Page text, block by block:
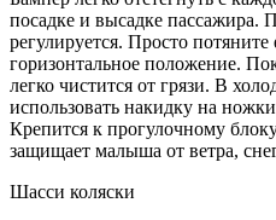
посадке и высадке пассажира.
регулируется. Просто
горизонтальное положение.
легко чистится от грязи. В
использовать накидку на
Крепится к прогулочному
защищает малыша от ветра,
Шасси коляски